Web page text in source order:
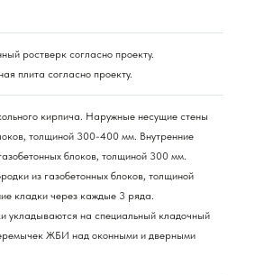
ростверк согласно проекту.
плита согласно проекту.
кирпича. Наружные несущие стены
толщиной 300-400 мм. Внутренние
блоков, толщиной 300 мм.
из газобетонных блоков, толщиной
кладки через каждые 3 ряда.
укладываются на специальный кладочный
ЖБИ над оконными и дверными